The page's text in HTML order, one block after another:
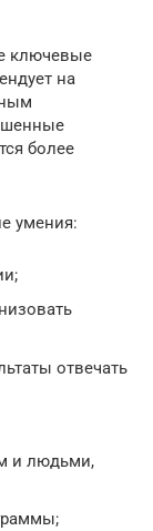
ключевые
на
более
умения:
отвечать
и людьми,